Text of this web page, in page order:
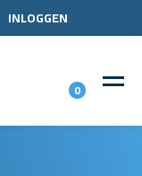
INLOGGEN
0